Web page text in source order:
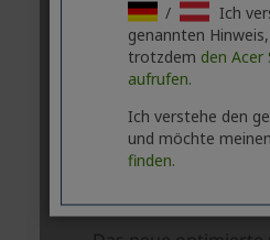
/
Ich
genannten
trotzdem den
aufrufen.
Ich verstehe den
und möchte meinen
finden.